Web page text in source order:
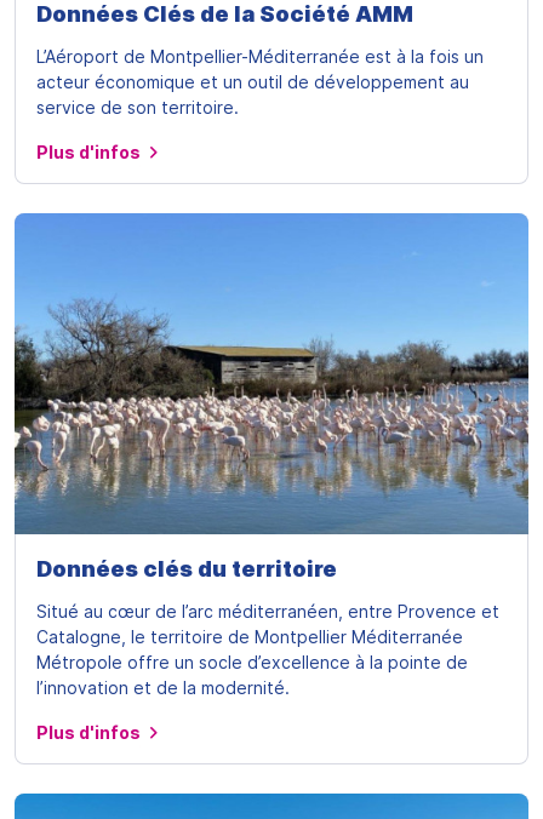
Données Clés de la Société AMM
L’Aéroport de Montpellier-Méditerranée est à la fois un
acteur économique et un outil de développement au
service de son territoire.
Plus d'infos
Données clés du territoire
Situé au cœur de l’arc méditerranéen, entre Provence et
Catalogne, le territoire de Montpellier Méditerranée
Métropole offre un socle d’excellence à la pointe de
l’innovation et de la modernité.
Plus d'infos